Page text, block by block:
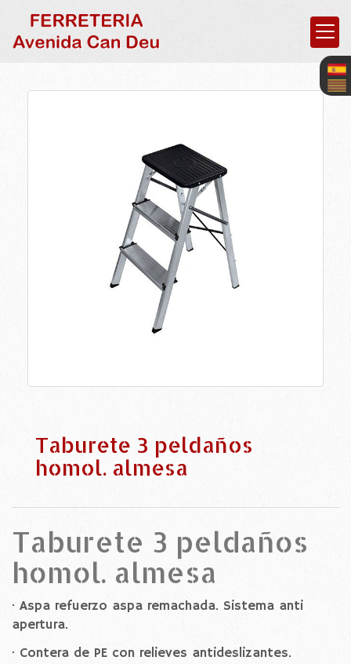
Taburete 3 peldaños
homol. almesa
Taburete 3 peldaños
homol. almesa
· Aspa refuerzo aspa remachada. Sistema anti
apertura.
· Contera de PE con relieves antideslizantes.